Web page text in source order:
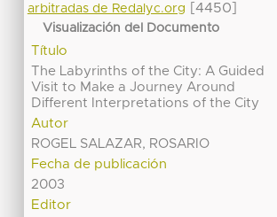
arbitradas de Redalyc.org
[4450]
Visualización del Documento
Título
The Labyrinths of the City: A Guided
Visit to Make a Journey Around
Different Interpretations of the City
Autor
ROGEL SALAZAR, ROSARIO
Fecha de publicación
2003
Editor